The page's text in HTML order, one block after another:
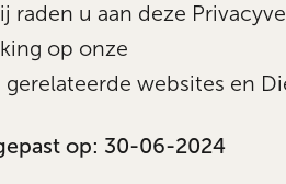
u aan deze
op onze
gerelateerde websites en
op: 30-06-2024